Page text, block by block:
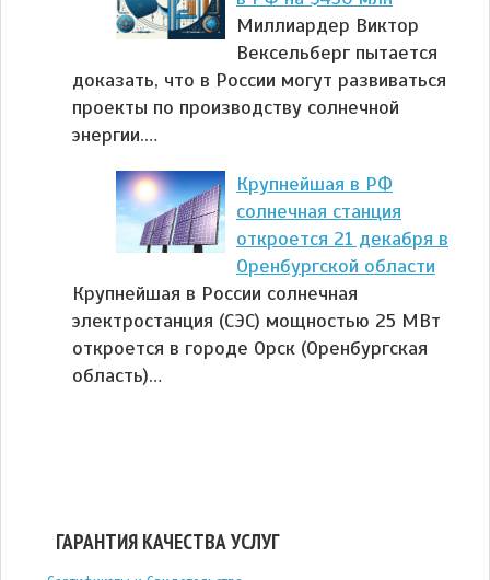
Миллиардер Виктор
Вексельберг пытается
доказать, что в России могут развиваться
проекты по производству солнечной
энергии.…
Крупнейшая в РФ
солнечная станция
откроется 21 декабря в
Оренбургской области
Крупнейшая в России солнечная
электростанция (СЭС) мощностью 25 МВт
откроется в городе Орск (Оренбургская
область)…
ГАРАНТИЯ КАЧЕСТВА УСЛУГ